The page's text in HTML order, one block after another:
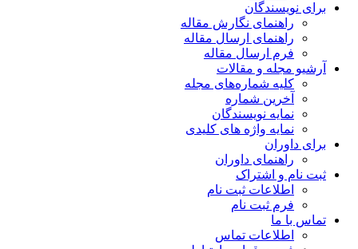
برای نویسندگان
راهنمای نگارش مقاله
راهنمای ارسال مقاله
فرم ارسال مقاله
آرشیو مجله و مقالات
کلیه شماره‌های مجله
آخرین شماره
نمایه نویسندگان
نمایه واژه های کلیدی
برای داوران
راهنمای داوران
ثبت نام و اشتراک
اطلاعات ثبت نام
فرم ثبت نام
تماس با ما
اطلاعات تماس